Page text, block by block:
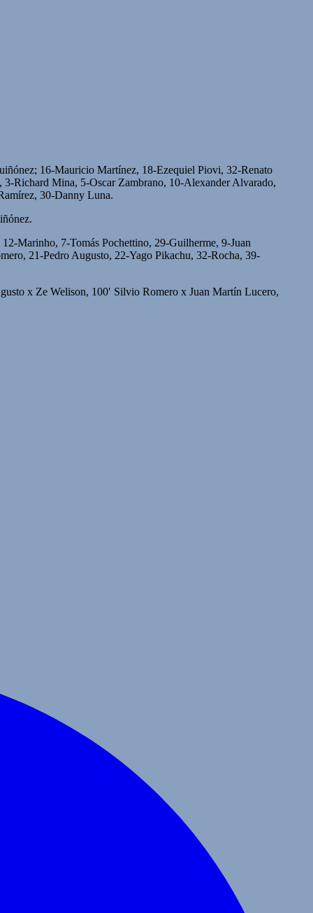
16-Mauricio Martínez, 18-Ezequiel Piovi, 32-Renato
Richard Mina, 5-Oscar Zambrano, 10-Alexander Alvarado,
30-Danny Luna.
Marinho, 7-Tomás Pochettino, 29-Guilherme, 9-Juan
21-Pedro Augusto, 22-Yago Pikachu, 32-Rocha, 39-
x Ze Welison, 100′ Silvio Romero x Juan Martín Lucero,